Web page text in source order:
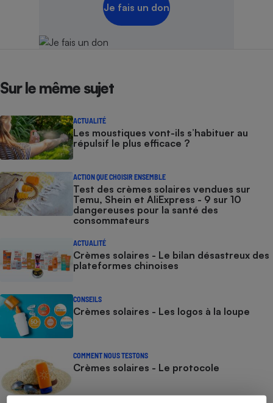
Je fais un don
Sur le même sujet
ACTUALITÉ
Les moustiques vont-ils s’habituer au
répulsif le plus efficace ?
ACTION QUE CHOISIR ENSEMBLE
Test des crèmes solaires vendues sur
Temu, Shein et AliExpress - 9 sur 10
dangereuses pour la santé des
consommateurs
ACTUALITÉ
Crèmes solaires - Le bilan désastreux des
plateformes chinoises
CONSEILS
Crèmes solaires - Les logos à la loupe
COMMENT NOUS TESTONS
Crèmes solaires - Le protocole